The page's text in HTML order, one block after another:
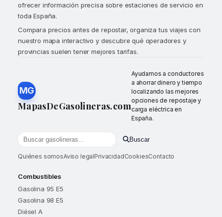
ofrecer información precisa sobre estaciones de servicio en
toda España.
Compara precios antes de repostar, organiza tus viajes con
nuestro mapa interactivo y descubre qué operadores y
provincias suelen tener mejores tarifas.
MG
MapasDeGasolineras.com
Ayudamos a conductores
a ahorrar dinero y tiempo
localizando las mejores
opciones de repostaje y
carga eléctrica en
España.
Buscar gasolineras por localidad o provincia
Buscar
Quiénes somosAviso legalPrivacidadCookiesContacto
Combustibles
Gasolina 95 E5
Gasolina 98 E5
Diésel A